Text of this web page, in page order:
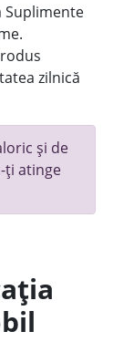
Suplimente
zilnică
și de
ți atinge